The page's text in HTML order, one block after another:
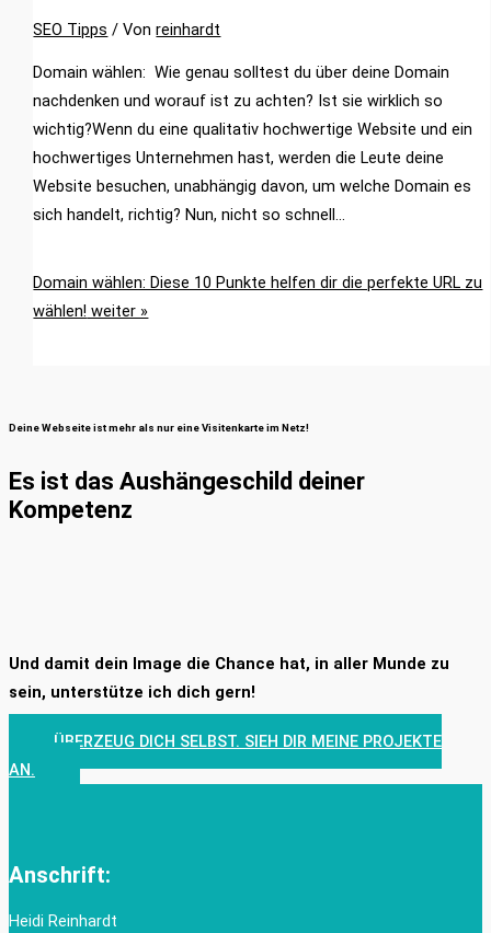
SEO Tipps / Vonreinhardt
Domain wählen: Wie genau solltest du über deine Domain
nachdenken und worauf ist zu achten? Ist sie wirklich so
wichtig?Wenn du eine qualitativ hochwertige Website und ein
hochwertiges Unternehmen hast, werden die Leute deine
Website besuchen, unabhängig davon, um welche Domain es
sich handelt, richtig? Nun, nicht so schnell…
Domain wählen: Diese 10 Punkte helfen dir die perfekte URL zu
wählen! weiter »
Deine Webseite ist mehr als nur eine Visitenkarte im Netz!
Es ist das Aushängeschild deiner
Kompetenz
Und damit dein Image die Chance hat, in aller Munde zu
sein, unterstütze ich dich gern!
ÜBERZEUG DICH SELBST. SIEH DIR MEINE PROJEKTE
AN.
Anschrift:
Heidi Reinhardt